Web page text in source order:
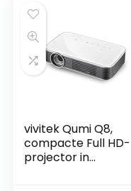
vivitek Qumi Q8,
compacte Full HD-
projector in